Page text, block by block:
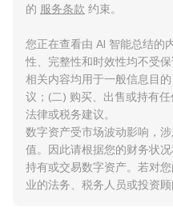
的 服务条款 约束。
您正在查看由 AI 智能总结的
性、完整性和时效性均不受保
相关内容均用于一般信息目
议；(二) 购买、出售或持有任
法律或税务建议。
数字资产受市场波动影响，
值。因此请根据您的财务状
持有或交易数字资产。若对
业的法务、税务人员或投资顾